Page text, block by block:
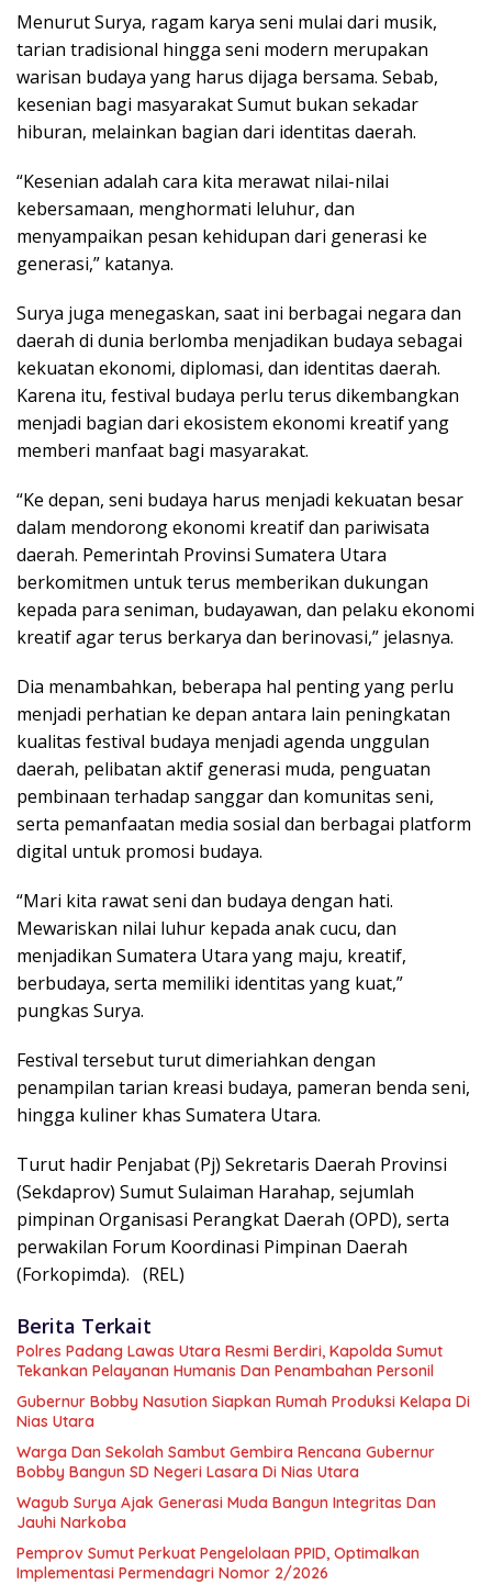
Menurut Surya, ragam karya seni mulai dari musik,
tarian tradisional hingga seni modern merupakan
warisan budaya yang harus dijaga bersama. Sebab,
kesenian bagi masyarakat Sumut bukan sekadar
hiburan, melainkan bagian dari identitas daerah.
“Kesenian adalah cara kita merawat nilai-nilai
kebersamaan, menghormati leluhur, dan
menyampaikan pesan kehidupan dari generasi ke
generasi,” katanya.
Surya juga menegaskan, saat ini berbagai negara dan
daerah di dunia berlomba menjadikan budaya sebagai
kekuatan ekonomi, diplomasi, dan identitas daerah.
Karena itu, festival budaya perlu terus dikembangkan
menjadi bagian dari ekosistem ekonomi kreatif yang
memberi manfaat bagi masyarakat.
“Ke depan, seni budaya harus menjadi kekuatan besar
dalam mendorong ekonomi kreatif dan pariwisata
daerah. Pemerintah Provinsi Sumatera Utara
berkomitmen untuk terus memberikan dukungan
kepada para seniman, budayawan, dan pelaku ekonomi
kreatif agar terus berkarya dan berinovasi,” jelasnya.
Dia menambahkan, beberapa hal penting yang perlu
menjadi perhatian ke depan antara lain peningkatan
kualitas festival budaya menjadi agenda unggulan
daerah, pelibatan aktif generasi muda, penguatan
pembinaan terhadap sanggar dan komunitas seni,
serta pemanfaatan media sosial dan berbagai platform
digital untuk promosi budaya.
“Mari kita rawat seni dan budaya dengan hati.
Mewariskan nilai luhur kepada anak cucu, dan
menjadikan Sumatera Utara yang maju, kreatif,
berbudaya, serta memiliki identitas yang kuat,”
pungkas Surya.
Festival tersebut turut dimeriahkan dengan
penampilan tarian kreasi budaya, pameran benda seni,
hingga kuliner khas Sumatera Utara.
Turut hadir Penjabat (Pj) Sekretaris Daerah Provinsi
(Sekdaprov) Sumut Sulaiman Harahap, sejumlah
pimpinan Organisasi Perangkat Daerah (OPD), serta
perwakilan Forum Koordinasi Pimpinan Daerah
(Forkopimda). (REL)
Berita Terkait
Polres Padang Lawas Utara Resmi Berdiri, Kapolda Sumut
Tekankan Pelayanan Humanis Dan Penambahan Personil
Gubernur Bobby Nasution Siapkan Rumah Produksi Kelapa Di
Nias Utara
Warga Dan Sekolah Sambut Gembira Rencana Gubernur
Bobby Bangun SD Negeri Lasara Di Nias Utara
Wagub Surya Ajak Generasi Muda Bangun Integritas Dan
Jauhi Narkoba
Pemprov Sumut Perkuat Pengelolaan PPID, Optimalkan
Implementasi Permendagri Nomor 2/2026